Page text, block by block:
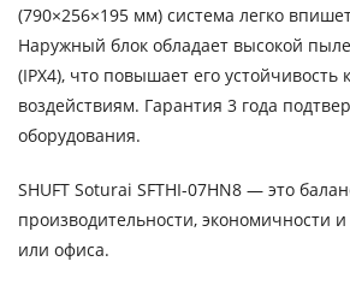
(790×256×195 мм) система легко
Наружный блок обладает высокой
(IPX4), что повышает его
воздействиям. Гарантия 3 года
оборудования.
SHUFT Soturai SFTHI-07HN8 — это
производительности, экономичности
или офиса.